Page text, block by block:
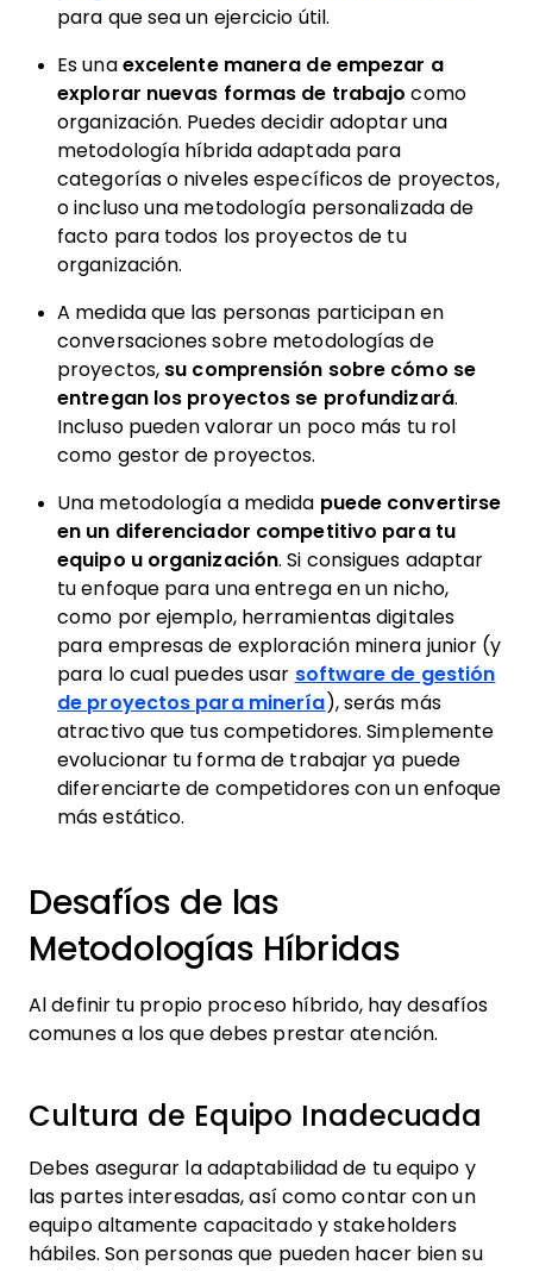
para que sea un ejercicio útil.
Es una excelente manera de empezar a
explorar nuevas formas de trabajo como
organización. Puedes decidir adoptar una
metodología híbrida adaptada para
categorías o niveles específicos de proyectos,
o incluso una metodología personalizada de
facto para todos los proyectos de tu
organización.
A medida que las personas participan en
conversaciones sobre metodologías de
proyectos, su comprensión sobre cómo se
entregan los proyectos se profundizará.
Incluso pueden valorar un poco más tu rol
como gestor de proyectos.
Una metodología a medida puede convertirse
en un diferenciador competitivo para tu
equipo u organización. Si consigues adaptar
tu enfoque para una entrega en un nicho,
como por ejemplo, herramientas digitales
para empresas de exploración minera junior (y
para lo cual puedes usar software de gestión
de proyectos para minería ), serás más
atractivo que tus competidores. Simplemente
evolucionar tu forma de trabajar ya puede
diferenciarte de competidores con un enfoque
más estático.
Desafíos de las
Metodologías Híbridas
Al definir tu propio proceso híbrido, hay desafíos
comunes a los que debes prestar atención.
Cultura de Equipo Inadecuada
Debes asegurar la adaptabilidad de tu equipo y
las partes interesadas, así como contar con un
equipo altamente capacitado y stakeholders
hábiles. Son personas que pueden hacer bien su